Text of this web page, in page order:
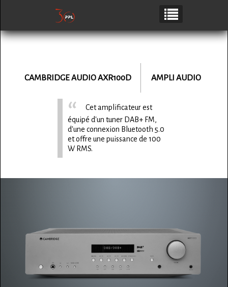
CAMBRIDGE AUDIOAXR100D AMPLI AUDIO
Cet amplificateur est
équipé d'un tuner DAB+ FM,
d'une connexion Bluetooth 5.0
et offre une puissance de 100
W RMS.